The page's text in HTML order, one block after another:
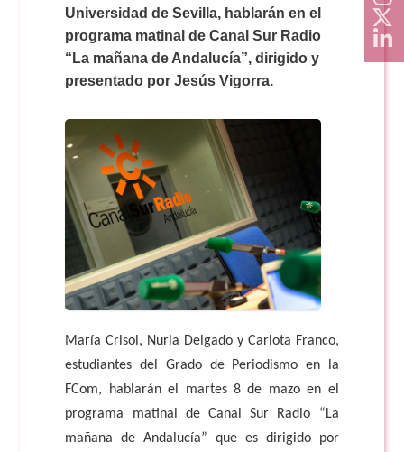
Universidad de Sevilla, hablarán en el
programa matinal de Canal Sur Radio
“La mañana de Andalucía”, dirigido y
presentado por Jesús Vigorra.
María Crisol, Nuria Delgado y Carlota Franco,
estudiantes del Grado de Periodismo en la
FCom, hablarán el martes 8 de mazo en el
programa matinal de Canal Sur Radio “La
mañana de Andalucía” que es dirigido por